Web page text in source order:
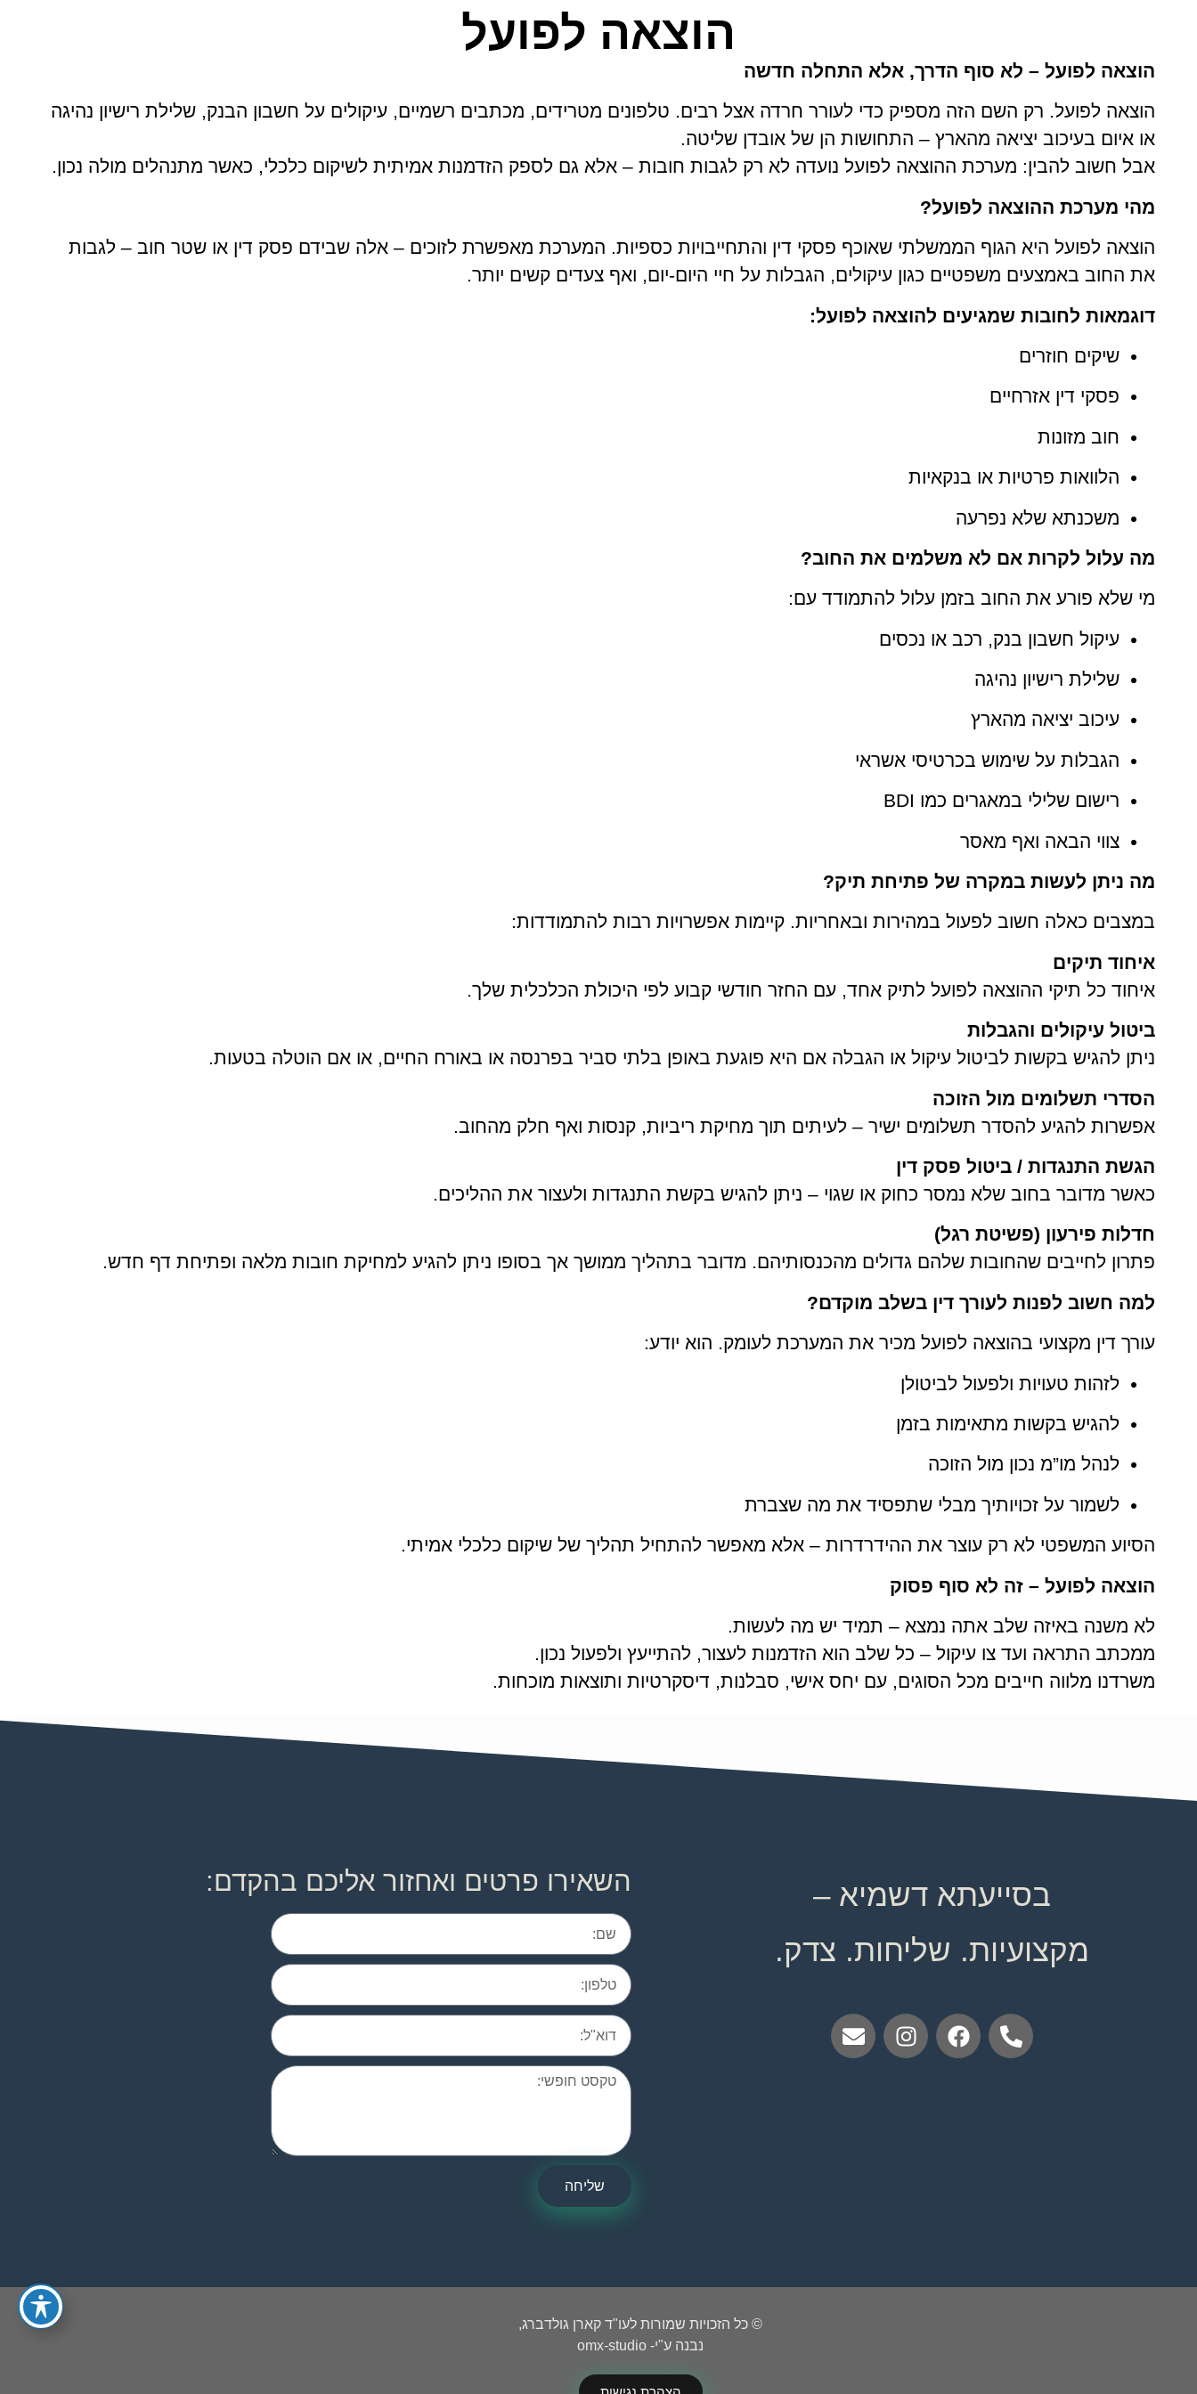
הוצאה לפועל
הוצאה לפועל – לא סוף הדרך, אלא התחלה חדשה
הוצאה לפועל. רק השם הזה מספיק כדי לעורר חרדה אצל רבים. טלפונים מטרידים, מכתבים רשמיים, עיקולים על חשבון הבנק, שלילת רישיון נהיגה
או איום בעיכוב יציאה מהארץ – התחושות הן של אובדן שליטה.
אבל חשוב להבין: מערכת ההוצאה לפועל נועדה לא רק לגבות חובות – אלא גם לספק הזדמנות אמיתית לשיקום כלכלי, כאשר מתנהלים מולה נכון.
מהי מערכת ההוצאה לפועל?
הוצאה לפועל היא הגוף הממשלתי שאוכף פסקי דין והתחייבויות כספיות. המערכת מאפשרת לזוכים – אלה שבידם פסק דין או שטר חוב – לגבות
את החוב באמצעים משפטיים כגון עיקולים, הגבלות על חיי היום-יום, ואף צעדים קשים יותר.
דוגמאות לחובות שמגיעים להוצאה לפועל:
שיקים חוזרים
פסקי דין אזרחיים
חוב מזונות
הלוואות פרטיות או בנקאיות
משכנתא שלא נפרעה
מה עלול לקרות אם לא משלמים את החוב?
מי שלא פורע את החוב בזמן עלול להתמודד עם:
עיקול חשבון בנק, רכב או נכסים
שלילת רישיון נהיגה
עיכוב יציאה מהארץ
הגבלות על שימוש בכרטיסי אשראי
רישום שלילי במאגרים כמו BDI
צווי הבאה ואף מאסר
מה ניתן לעשות במקרה של פתיחת תיק?
במצבים כאלה חשוב לפעול במהירות ובאחריות. קיימות אפשרויות רבות להתמודדות:
איחוד תיקים
איחוד כל תיקי ההוצאה לפועל לתיק אחד, עם החזר חודשי קבוע לפי היכולת הכלכלית שלך.
ביטול עיקולים והגבלות
ניתן להגיש בקשות לביטול עיקול או הגבלה אם היא פוגעת באופן בלתי סביר בפרנסה או באורח החיים, או אם הוטלה בטעות.
הסדרי תשלומים מול הזוכה
אפשרות להגיע להסדר תשלומים ישיר – לעיתים תוך מחיקת ריביות, קנסות ואף חלק מהחוב.
הגשת התנגדות / ביטול פסק דין
כאשר מדובר בחוב שלא נמסר כחוק או שגוי – ניתן להגיש בקשת התנגדות ולעצור את ההליכים.
חדלות פירעון (פשיטת רגל)
פתרון לחייבים שהחובות שלהם גדולים מהכנסותיהם. מדובר בתהליך ממושך אך בסופו ניתן להגיע למחיקת חובות מלאה ופתיחת דף חדש.
למה חשוב לפנות לעורך דין בשלב מוקדם?
עורך דין מקצועי בהוצאה לפועל מכיר את המערכת לעומק. הוא יודע:
לזהות טעויות ולפעול לביטולן
להגיש בקשות מתאימות בזמן
לנהל מו”מ נכון מול הזוכה
לשמור על זכויותיך מבלי שתפסיד את מה שצברת
הסיוע המשפטי לא רק עוצר את ההידרדרות – אלא מאפשר להתחיל תהליך של שיקום כלכלי אמיתי.
הוצאה לפועל – זה לא סוף פסוק
לא משנה באיזה שלב אתה נמצא – תמיד יש מה לעשות.
ממכתב התראה ועד צו עיקול – כל שלב הוא הזדמנות לעצור, להתייעץ ולפעול נכון.
משרדנו מלווה חייבים מכל הסוגים, עם יחס אישי, סבלנות, דיסקרטיות ותוצאות מוכחות.
בסייעתא דשמיא –
מקצועיות. שליחות. צדק.
השאירו פרטים ואחזור אליכם בהקדם:
שליחה
© כל הזכויות שמורות לעו"ד קארן גולדברג,
נבנה ע"י- omx-studio